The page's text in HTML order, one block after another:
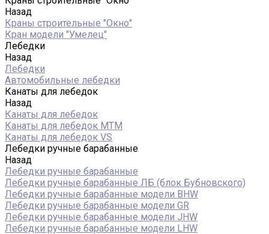
Назад
Краны строительные "Окно"
Кран модели "Умелец"
Лебедки
Назад
Лебедки
Автомобильные лебедки
Канаты для лебедок
Назад
Канаты для лебедок
Канаты для лебедок MTM
Канаты для лебедок VS
Лебедки ручные барабанные
Назад
Лебедки ручные барабанные
Лебедки ручные барабанные ЛБ (блок Бубновского)
Лебедки ручные барабанные модели BHW
Лебедки ручные барабанные модели GR
Лебедки ручные барабанные модели JHW
Лебедки ручные барабанные модели LHW